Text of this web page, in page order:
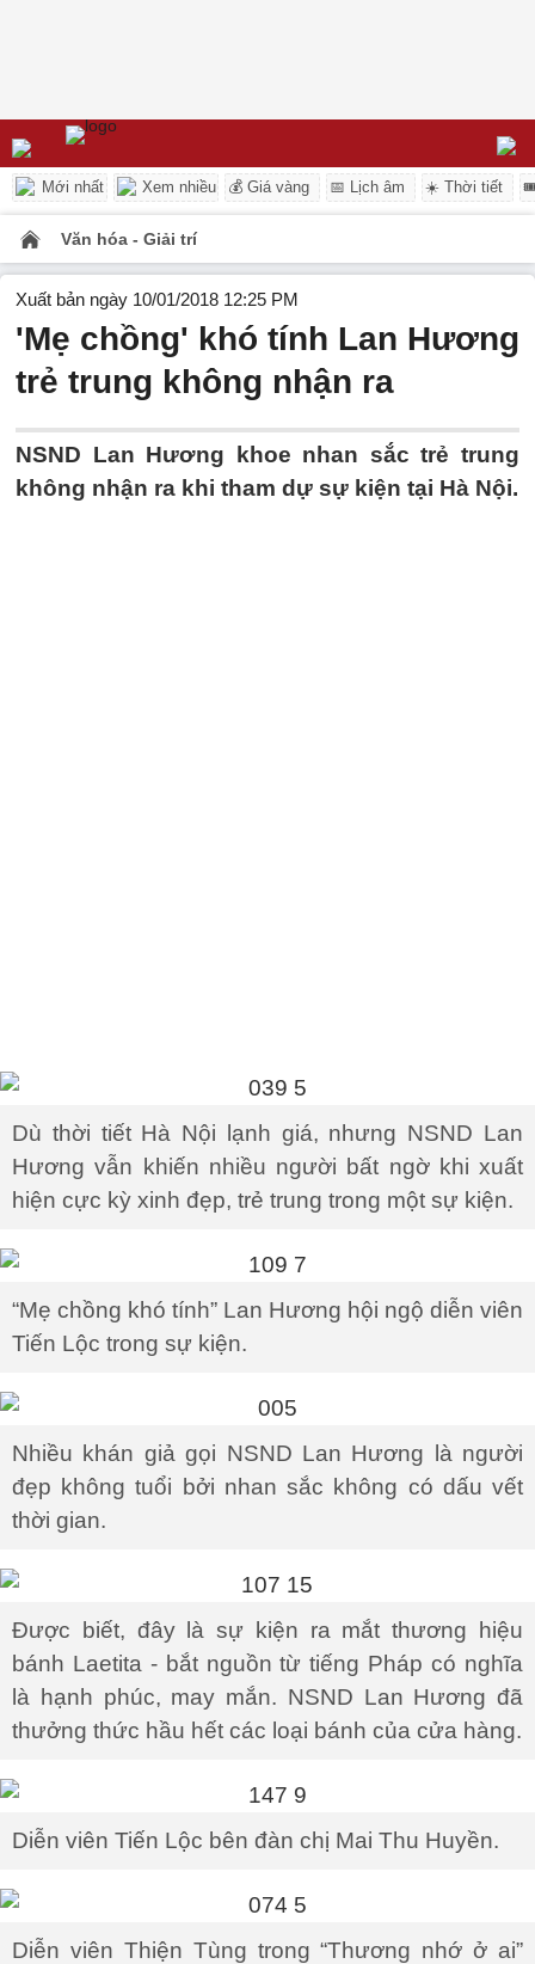
Mới nhất Xem nhiều 💰 Giá vàng 📅 Lịch âm ☀️ Thời tiết
Văn hóa - Giải trí
Xuất bản ngày 10/01/2018 12:25 PM
'Mẹ chồng' khó tính Lan Hương
trẻ trung không nhận ra
NSND Lan Hương khoe nhan sắc trẻ trung
không nhận ra khi tham dự sự kiện tại Hà Nội.
Dù thời tiết Hà Nội lạnh giá, nhưng NSND Lan
Hương vẫn khiến nhiều người bất ngờ khi xuất
hiện cực kỳ xinh đẹp, trẻ trung trong một sự kiện.
“Mẹ chồng khó tính” Lan Hương hội ngộ diễn viên
Tiến Lộc trong sự kiện.
Nhiều khán giả gọi NSND Lan Hương là người
đẹp không tuổi bởi nhan sắc không có dấu vết
thời gian.
Được biết, đây là sự kiện ra mắt thương hiệu
bánh Laetita - bắt nguồn từ tiếng Pháp có nghĩa
là hạnh phúc, may mắn. NSND Lan Hương đã
thưởng thức hầu hết các loại bánh của cửa hàng.
Diễn viên Tiến Lộc bên đàn chị Mai Thu Huyền.
Diễn viên Thiện Tùng trong “Thương nhớ ở ai”